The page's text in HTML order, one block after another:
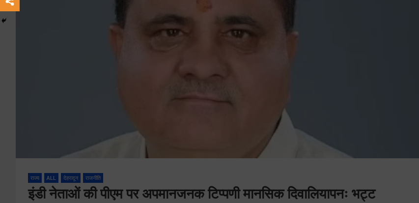
राज्य ALL देहरादून राजनीति
इंडी नेताओं की पीएम पर अपमानजनक टिप्पणी मानसिक दिवालियापनः भट्ट